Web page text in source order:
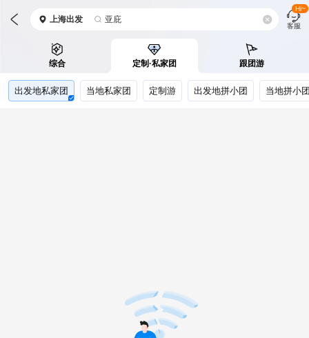
上海出发 亚庇
客服
Hi~
综合 定制·私家团 跟团游
出发地私家团 当地私家团 定制游 出发地拼小团 当地拼小